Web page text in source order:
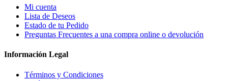
Mi cuenta
Lista de Deseos
Estado de tu Pedido
Preguntas Frecuentes a una compra online o devolución
Información Legal
Términos y Condiciones